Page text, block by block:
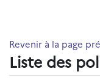
Revenir à la page
Liste des